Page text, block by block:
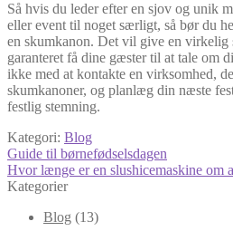
Så hvis du leder efter en sjov og unik
eller event til noget særligt, så bør du
en skumkanon. Det vil give en
garanteret få dine gæster til at tale om
ikke med at kontakte en virksomhed,
skumkanoner, og planlæg din næste
festlig stemning.
Kategori: Blog
Indlægsnavigation
Forrige
indlæg:
Guide til børnefødselsdagen
Næste
indlæg:
Hvor længe er en slushicemaskine om
Kategorier
Blog (13)